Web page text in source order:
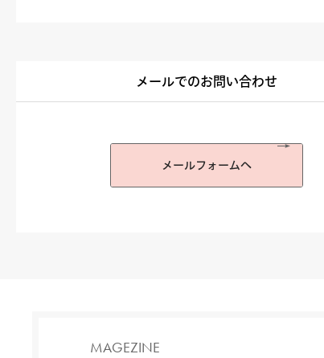
メールでのお問い合わせ
メールフォームへ
MAGEZINE